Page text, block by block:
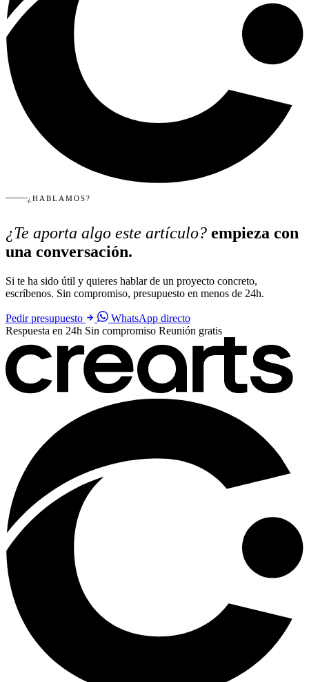
¿HABLAMOS?
¿Te aporta algo este artículo? empieza con
una conversación.
Si te ha sido útil y quieres hablar de un proyecto concreto,
escríbenos. Sin compromiso, presupuesto en menos de 24h.
Pedir presupuesto
WhatsApp directo
Respuesta en 24h Sin compromiso Reunión gratis